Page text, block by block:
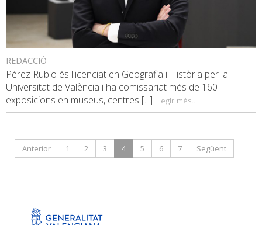
REDACCIÓ
Pérez Rubio és llicenciat en Geografia i Història per la
Universitat de València i ha comissariat més de 160
exposicions en museus, centres [...] Llegir més...
Anterior 1 2 3 4 5 6 7 Següent